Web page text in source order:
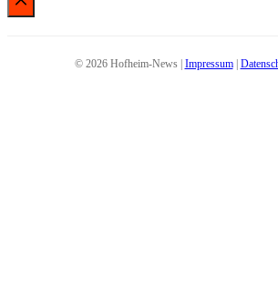
© 2026 Hofheim-News | Impressum|